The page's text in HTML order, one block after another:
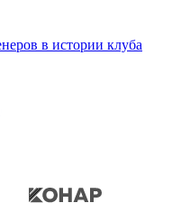
в истории клуба